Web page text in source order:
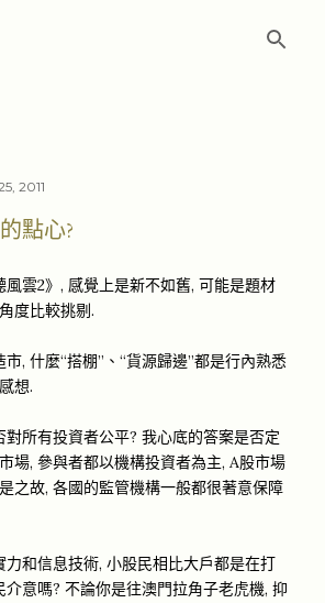
2011
點心?
雲2》, 感覺上是新不如舊, 可能是題材
度比較挑剔.
, 什麼“搭棚”、“貨源歸邊”都是行內熟悉
想.
所有投資者公平? 我心底的答案是否定
場, 參與者都以機構投資者為主, A股市場
之故, 各國的監管機構一般都很著意保障
和信息技術, 小股民相比大戶都是在打
介意嗎? 不論你是往澳門拉角子老虎機, 抑